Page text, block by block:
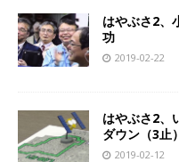
はやぶさ2、
功
2019-02-22
はやぶさ2、
ダウン（3止）
2019-02-12